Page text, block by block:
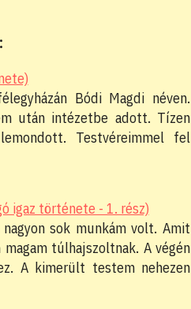
Bódi Magdi néven.
után intézetbe adott. Tízen
Testvéreimmel fel
igaz története - 1. rész)
sok munkám volt. Amit
túlhajszoltnak. A végén
A kimerült testem nehezen